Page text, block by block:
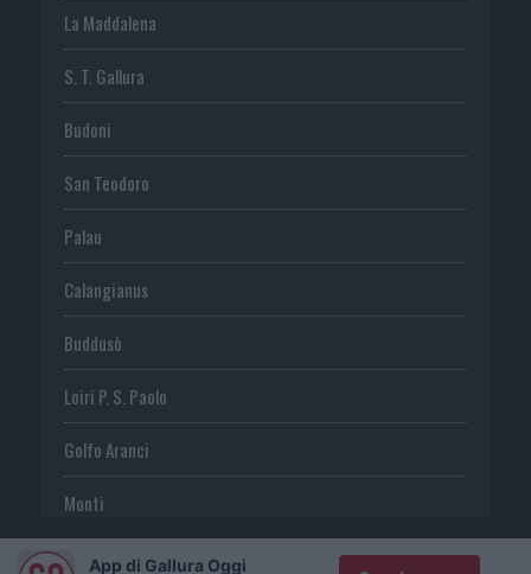
La Maddalena
S. T. Gallura
Budoni
San Teodoro
Palau
Calangianus
Buddusò
Loiri P. S. Paolo
Golfo Aranci
Monti
TeltiApp di Gallura Oggi